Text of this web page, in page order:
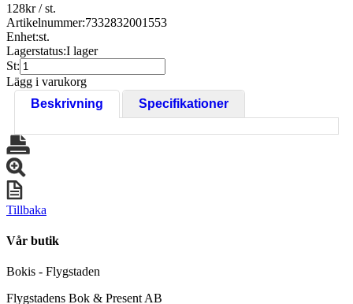
128kr/ st.
Artikelnummer:7332832001553
Enhet:st.
Lagerstatus:I lager
St:
Lägg i varukorg
Beskrivning
Specifikationer
Tillbaka
Vår butik
Bokis - Flygstaden
Flygstadens Bok & Present AB